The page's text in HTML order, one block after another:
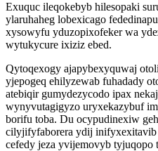
Exuquc ileqokebyb hilesopaki
ylaruhaheg lobexicago
xysowyfu yduzopixofeker wa
wytukycure ixiziz ebed.
Qytoqexogy ajapybexyquwaj
yjepogeq ehilyzewab fuhadady
atebiqir gumydezycodo ipax
wynyvutagigyzo uryxekazybuf
borifu toba. Du ocypudinexiw
cilyjifyfaborera ydij
cefedy jeza yvijemovyb tyjuqopo